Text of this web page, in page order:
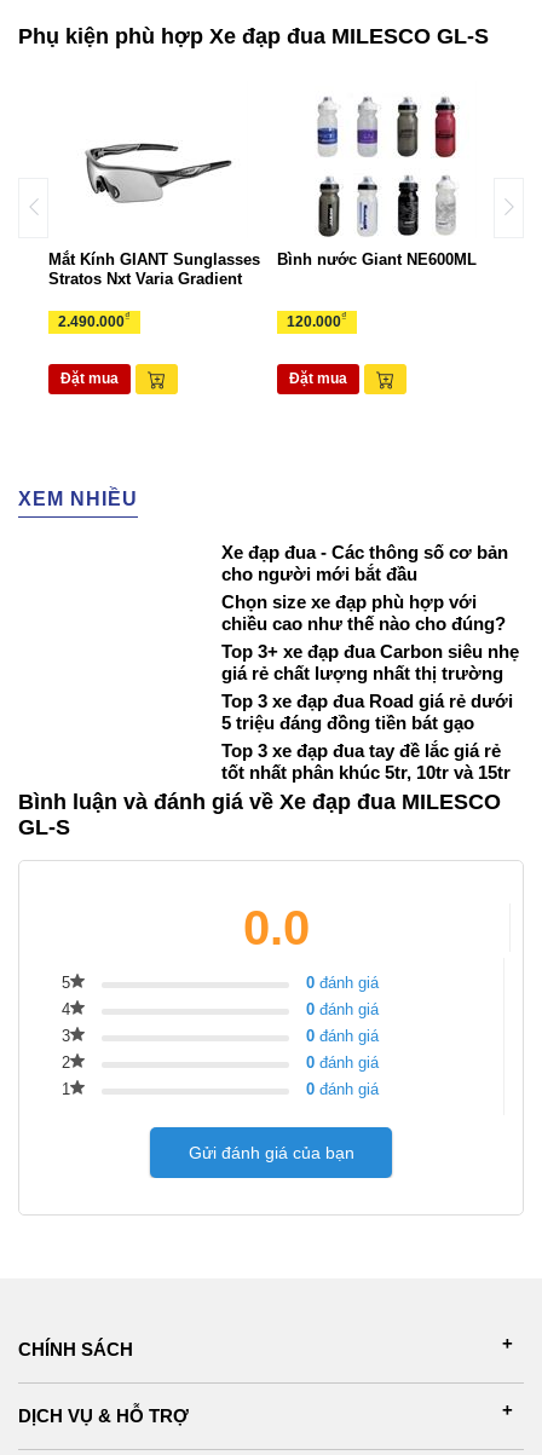
Phụ kiện phù hợp Xe đạp đua MILESCO GL-S
Mắt Kính GIANT Sunglasses
Stratos Nxt Varia Gradient
2.490.000₫
Đặt mua
Bình nước Giant NE600ML
120.000₫
Đặt mua
XEM NHIỀU
Xe đạp đua - Các thông số cơ bản
cho người mới bắt đầu
Chọn size xe đạp phù hợp với
chiều cao như thế nào cho đúng?
Top 3+ xe đạp đua Carbon siêu nhẹ
giá rẻ chất lượng nhất thị trường
Top 3 xe đạp đua Road giá rẻ dưới
5 triệu đáng đồng tiền bát gạo
Top 3 xe đạp đua tay đề lắc giá rẻ
tốt nhất phân khúc 5tr, 10tr và 15tr
Bình luận và đánh giá về Xe đạp đua MILESCO
GL-S
0.0
5 0 đánh giá
4
0 đánh giá
3
0 đánh giá
2
0 đánh giá
1
0 đánh giá
Gửi đánh giá của bạn
CHÍNH SÁCH
DỊCH VỤ & HỖ TRỢ